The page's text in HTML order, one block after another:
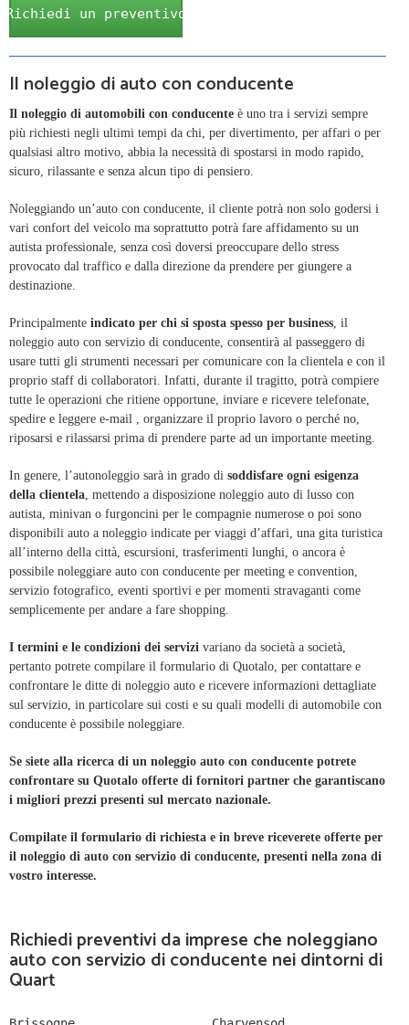
Richiedi un preventivo
Il noleggio di auto con conducente
Il noleggio di automobili con conducente è uno tra i servizi sempre
più richiesti negli ultimi tempi da chi, per divertimento, per affari o per
qualsiasi altro motivo, abbia la necessità di spostarsi in modo rapido,
sicuro, rilassante e senza alcun tipo di pensiero.
Noleggiando un’auto con conducente, il cliente potrà non solo godersi i
vari confort del veicolo ma soprattutto potrà fare affidamento su un
autista professionale, senza così doversi preoccupare dello stress
provocato dal traffico e dalla direzione da prendere per giungere a
destinazione.
Principalmente indicato per chi si sposta spesso per business, il
noleggio auto con servizio di conducente, consentirà al passeggero di
usare tutti gli strumenti necessari per comunicare con la clientela e con il
proprio staff di collaboratori. Infatti, durante il tragitto, potrà compiere
tutte le operazioni che ritiene opportune, inviare e ricevere telefonate,
spedire e leggere e-mail , organizzare il proprio lavoro o perché no,
riposarsi e rilassarsi prima di prendere parte ad un importante meeting.
In genere, l’autonoleggio sarà in grado di soddisfare ogni esigenza
della clientela, mettendo a disposizione noleggio auto di lusso con
autista, minivan o furgoncini per le compagnie numerose o poi sono
disponibili auto a noleggio indicate per viaggi d’affari, una gita turistica
all’interno della città, escursioni, trasferimenti lunghi, o ancora è
possibile noleggiare auto con conducente per meeting e convention,
servizio fotografico, eventi sportivi e per momenti stravaganti come
semplicemente per andare a fare shopping.
I termini e le condizioni dei servizi variano da società a società,
pertanto potrete compilare il formulario di Quotalo, per contattare e
confrontare le ditte di noleggio auto e ricevere informazioni dettagliate
sul servizio, in particolare sui costi e su quali modelli di automobile con
conducente è possibile noleggiare.
Se siete alla ricerca di un noleggio auto con conducente potrete
confrontare su Quotalo offerte di fornitori partner che garantiscano
i migliori prezzi presenti sul mercato nazionale.
Compilate il formulario di richiesta e in breve riceverete offerte per
il noleggio di auto con servizio di conducente, presenti nella zona di
vostro interesse.
Richiedi preventivi da imprese che noleggiano
auto con servizio di conducente nei dintorni di
Quart